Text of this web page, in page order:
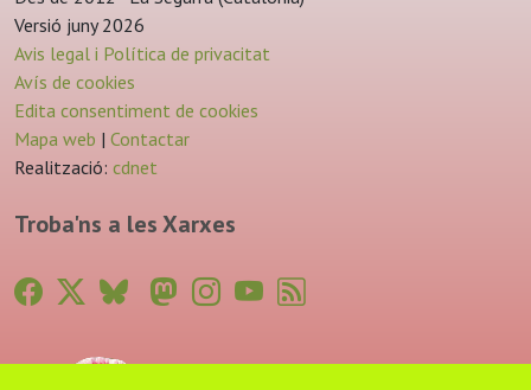
Versió juny 2026
Avis legal i Política de privacitat
Avís de cookies
Edita consentiment de cookies
Mapa web | Contactar
Realització: cdnet
Troba'ns a les Xarxes